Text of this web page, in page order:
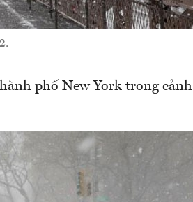
phố New York trong cảnh